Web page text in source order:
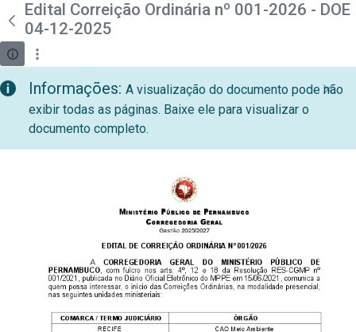
Pular para o Conteúdo principal
teste descricao
Edital Correição Ordinária nº 001-2026 - DOE
04-12-2025
Informações: A visualização do documento pode não
exibir todas as páginas. Baixe ele para visualizar o
documento completo.